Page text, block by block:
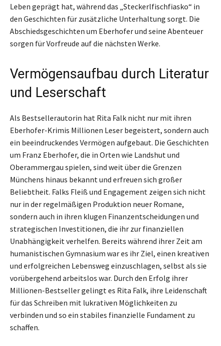
Leben geprägt hat, während das „Steckerlfischfiasko“ in
den Geschichten für zusätzliche Unterhaltung sorgt. Die
Abschiedsgeschichten um Eberhofer und seine Abenteuer
sorgen für Vorfreude auf die nächsten Werke.
Vermögensaufbau durch Literatur
und Leserschaft
Als Bestsellerautorin hat Rita Falk nicht nur mit ihren
Eberhofer-Krimis Millionen Leser begeistert, sondern auch
ein beeindruckendes Vermögen aufgebaut. Die Geschichten
um Franz Eberhofer, die in Orten wie Landshut und
Oberammergau spielen, sind weit über die Grenzen
Münchens hinaus bekannt und erfreuen sich großer
Beliebtheit. Falks Fleiß und Engagement zeigen sich nicht
nur in der regelmäßigen Produktion neuer Romane,
sondern auch in ihren klugen Finanzentscheidungen und
strategischen Investitionen, die ihr zur finanziellen
Unabhängigkeit verhelfen. Bereits während ihrer Zeit am
humanistischen Gymnasium war es ihr Ziel, einen kreativen
und erfolgreichen Lebensweg einzuschlagen, selbst als sie
vorübergehend arbeitslos war. Durch den Erfolg ihrer
Millionen-Bestseller gelingt es Rita Falk, ihre Leidenschaft
für das Schreiben mit lukrativen Möglichkeiten zu
verbinden und so ein stabiles finanzielle Fundament zu
schaffen.